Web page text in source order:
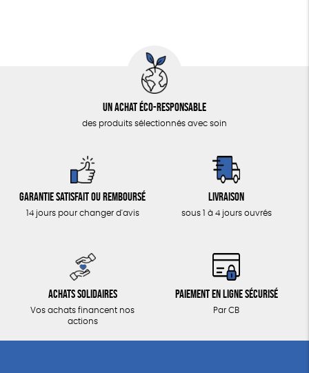
Un achat éco-responsable
des produits sélectionnés avec soin
Garantie satisfait ou remboursé
14 jours pour changer d'avis
Livraison
sous 1 à 4 jours ouvrés
Achats solidaires
Vos achats financent nos
actions
Paiement en ligne sécurisé
Par CB